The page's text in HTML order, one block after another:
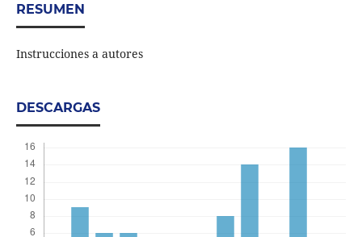
RESUMEN
Instrucciones a autores
DESCARGAS